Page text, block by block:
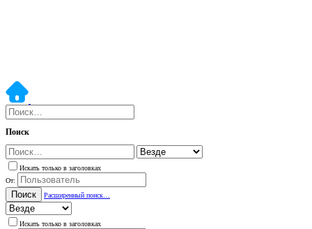
Поиск
Искать только в заголовках
От:
Поиск Расширенный поиск…
Искать только в заголовках